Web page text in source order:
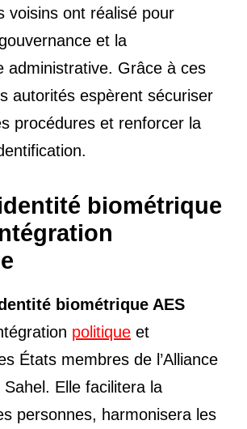
voisins ont réalisé pour
et la
administrative. Grâce à ces
autorités espèrent sécuriser
procédures et renforcer la
biométrique
biométrique AES
politique et
États membres de l’Alliance
Elle facilitera la
personnes, harmonisera les